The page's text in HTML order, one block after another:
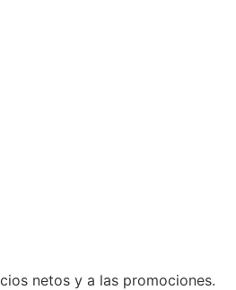
netos y a las promociones.